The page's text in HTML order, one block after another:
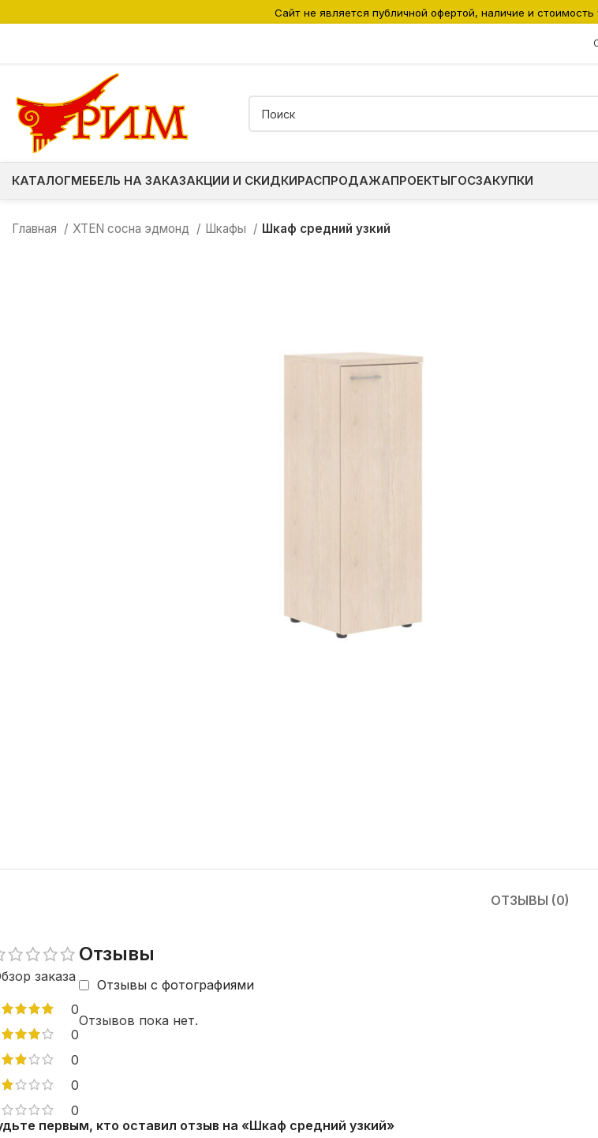
КАТАЛОГМЕБЕЛЬ НА ЗАКАЗАКЦИИ И СКИДКИРАСПРОДАЖАПРОЕКТЫГОСЗАКУПКИ
Главная XTEN сосна эдмонд Шкафы Шкаф средний узкий
ОТЗЫВЫ (0)
заказа
0
0
0
0
0
Отзывы
Отзывы с фотографиями
Отзывов пока нет.
первым, кто оставил отзыв на «Шкаф средний узкий»
Сайт не является публичной офертой, наличие и